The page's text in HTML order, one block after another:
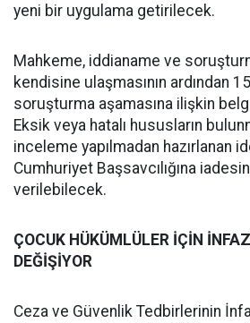
yeni bir uygulama getirilecek.
Mahkeme, iddianame ve
kendisine ulaşmasının ardından
soruşturma aşamasına ilişkin
Eksik veya hatalı hususların
inceleme yapılmadan hazırlanan
Cumhuriyet Başsavcılığına
verilebilecek.
ÇOCUK HÜKÜMLÜLER İÇİN
DEĞİŞİYOR
Ceza ve Güvenlik Tedbirlerinin